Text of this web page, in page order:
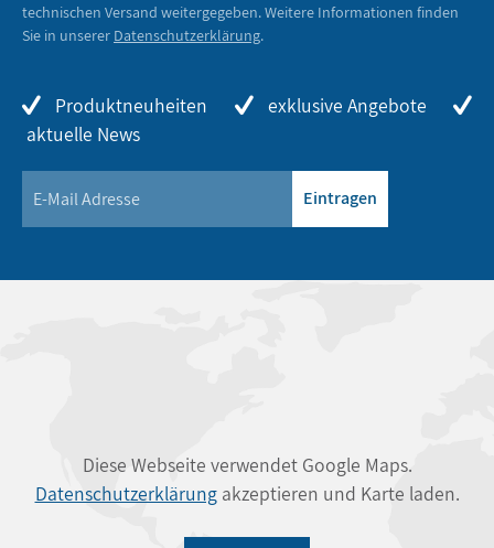
technischen Versand weitergegeben. Weitere Informationen finden
Sie in unserer Datenschutzerklärung.
Produktneuheiten
exklusive Angebote
aktuelle News
Eintragen
Diese Webseite verwendet Google Maps.
Datenschutzerklärungakzeptieren und Karte laden.